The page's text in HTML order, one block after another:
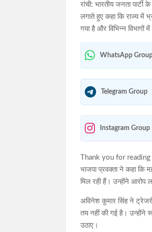
रांची: भारतीय जनता
लगाते हुए कहा कि राज्य में
गया है और विभिन्न विभागों
WhatsApp
Telegram Group
Instagram Group
Thank you for
भाजपा प्रवक्ता ने कहा कि
मिल रही हैं। उन्होंने आरोप
अविनेश कुमार सिंह ने
तय नहीं की गई है। उन्होंने
उठाए।